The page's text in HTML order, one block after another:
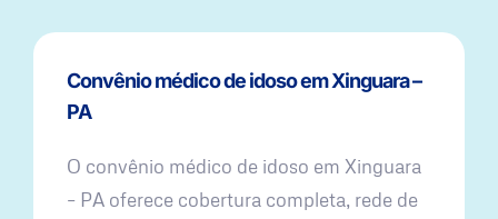
Convênio médico de idoso em Xinguara –
PA
O convênio médico de idoso em Xinguara
– PA oferece cobertura completa, rede de